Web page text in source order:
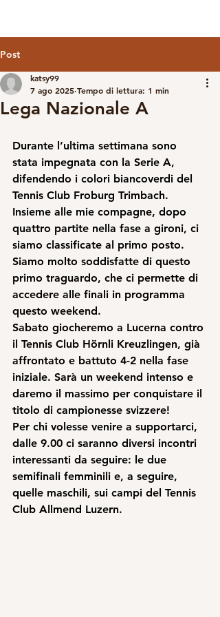
Post
Lega Nazionale A
katsy99
7 ago 2025 Tempo di lettura: 1 min
Durante l’ultima settimana sono
stata impegnata con la Serie A,
difendendo i colori biancoverdi del
Tennis Club Froburg Trimbach.
Insieme alle mie compagne, dopo
quattro partite nella fase a gironi, ci
siamo classificate al primo posto.
Siamo molto soddisfatte di questo
primo traguardo, che ci permette di
accedere alle finali in programma
questo weekend.
Sabato giocheremo a Lucerna contro
il Tennis Club Hörnli Kreuzlingen, già
affrontato e battuto 4-2 nella fase
iniziale. Sarà un weekend intenso e
daremo il massimo per conquistare il
titolo di campionesse svizzere!
Per chi volesse venire a supportarci,
dalle 9.00 ci saranno diversi incontri
interessanti da seguire: le due
semifinali femminili e, a seguire,
quelle maschili, sui campi del Tennis
Club Allmend Luzern.